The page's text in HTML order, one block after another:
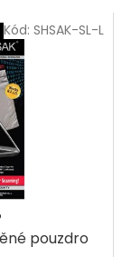
pouzdro
Kód: SHSAK-SL-L